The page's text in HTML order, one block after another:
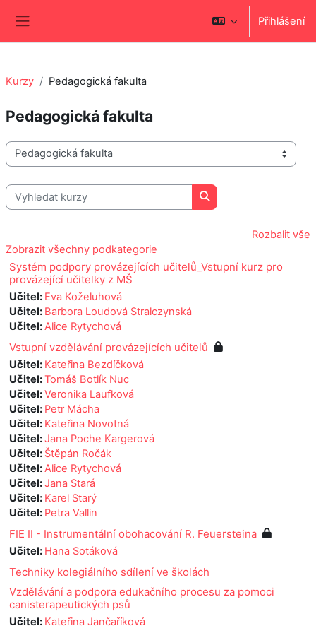
Přihlášení
Kurzy Pedagogická fakulta
Pedagogická fakulta
Kategorie kurzů
Vyhledat kurzy
Vyhledat kurzy
Rozbalit vše
Zobrazit všechny podkategorie
Systém podpory provázejících učitelů_Vstupní kurz pro
provázející učitelky z MŠ
Učitel: Eva Koželuhová
Učitel: Barbora Loudová Stralczynská
Učitel:Alice Rytychová
Vstupní vzdělávání provázejících učitelů
Učitel: Kateřina Bezdíčková
Učitel:Tomáš Botlík Nuc
Učitel:Veronika Laufková
Učitel: Petr Mácha
Učitel: Kateřina Novotná
Učitel:Jana Poche Kargerová
Učitel: Štěpán Ročák
Učitel:Alice Rytychová
Učitel:Jana Stará
Učitel: Karel Starý
Učitel: Petra Vallin
FIE II - Instrumentální obohacování R. Feuersteina
Učitel: Hana Sotáková
Techniky kolegiálního sdílení ve školách
Vzdělávání a podpora edukačního procesu za pomoci
canisterapeutických psů
Učitel: Kateřina Jančaříková